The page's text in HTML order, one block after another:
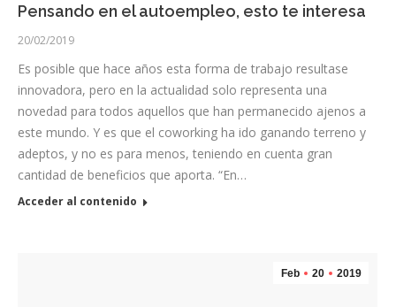
Pensando en el autoempleo, esto te interesa
20/02/2019
Es posible que hace años esta forma de trabajo resultase
innovadora, pero en la actualidad solo representa una
novedad para todos aquellos que han permanecido ajenos a
este mundo. Y es que el coworking ha ido ganando terreno y
adeptos, y no es para menos, teniendo en cuenta gran
cantidad de beneficios que aporta. “En…
Acceder al contenido
Feb 20 2019